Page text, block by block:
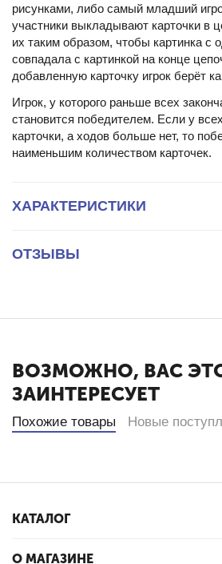
рисунками, либо самый младший
участники выкладывают карточки в
их таким образом, чтобы картинка с
совпадала с картинкой на конце
добавленную карточку игрок берёт
Игрок, у которого раньше всех
становится победителем. Если у
карточки, а ходов больше нет, то
наименьшим количеством карточек.
ХАРАКТЕРИСТИКИ
ОТЗЫВЫ
ВОЗМОЖНО, ВАС
ЗАИНТЕРЕСУЕТ
Похожие товары Новые
КАТАЛОГ
О МАГАЗИНЕ